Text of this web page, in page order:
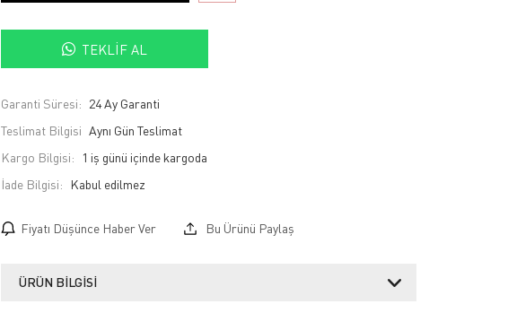
TEKLIF AL
Garanti Süresi: 24 Ay Garanti
Teslimat Bilgisi Aynı Gün Teslimat
Kargo Bilgisi:
1 iş günü içinde kargoda
İade Bilgisi:
Fiyatı Düşünce Haber Ver Bu Ürünü Paylaş
ÜRÜN BILGISI